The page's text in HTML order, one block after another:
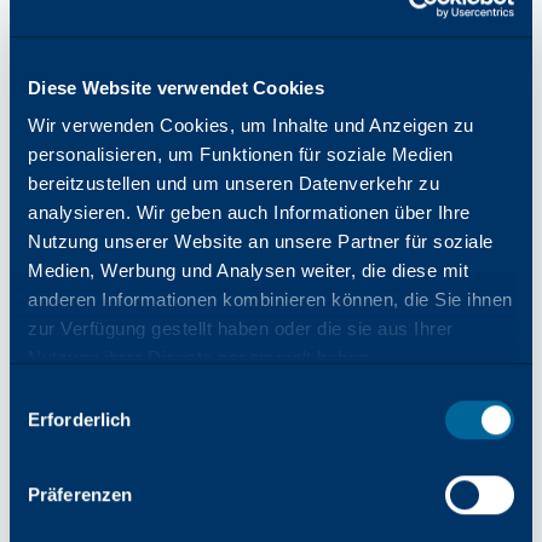
Diese Website verwendet Cookies
Wir verwenden Cookies, um Inhalte und Anzeigen zu
personalisieren, um Funktionen für soziale Medien
bereitzustellen und um unseren Datenverkehr zu
analysieren. Wir geben auch Informationen über Ihre
Nutzung unserer Website an unsere Partner für soziale
Medien, Werbung und Analysen weiter, die diese mit
anderen Informationen kombinieren können, die Sie ihnen
zur Verfügung gestellt haben oder die sie aus Ihrer
mitErforderlich
Präferenzen
Außergewöhnliche
technologische
Fähigkeiten
Unser neues Labor zeigt die außergewöhnlichen
technologischen Fähigkeiten von Katun mit präzisen
Messungen, extremen Umweltsimulationen und
fortschrittlichen Analysen, um weltweit einheitliche
und hochwertige Produkte zu gewährleisten. Jedes
akribischer Forschung und Entwicklung. Mit unseren
sind unsere Forschungs- und Entwicklungsteams in